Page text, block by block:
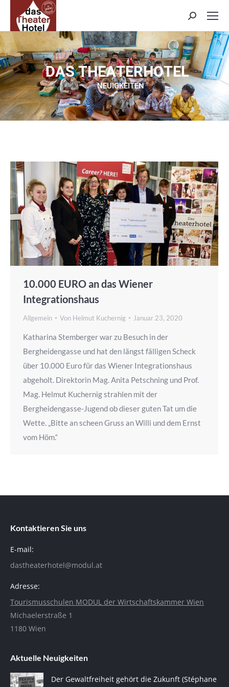
Search:
DAS THEATERHOTEL
NEUIGKEITEN
10.000 EURO an das Wiener
Integrationshaus
Allgemein Von Helmut Kuchernig Januar 23, 2020
Katharina Stemberger war zu Besuch in der
Bergheidengasse und hat den längst fälligen Scheck
über 10.000 Euro für das Wiener Integrationshaus
abgeholt. Direktorin Mag. Anita Petschning und Prof.
Mag. Helmut Kuchernig strahlen mit der
Bergheidengasse-Jugend ob dieser guten Tat um die
Wette. „Bitte an scheen Gruss an Willi und dem Ernst
vom Höm.“
Kontaktieren Sie uns
E-mail:
dastheaterhotel@modul.at
Adresse:
Tourismusschulen MODUL der Wirtschaftskammer Wien
Michaelerstraße 1
1180 Wien
Aktuelle Neuigkeiten
Der Gewaltfreiheit gehört die Zukunft (Stéphane